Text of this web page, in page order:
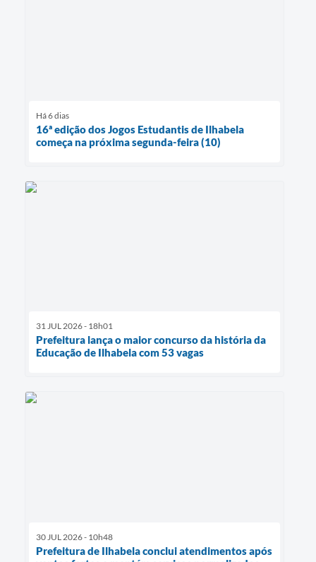
Há 6 dias
16ª edição dos Jogos Estudantis de Ilhabela
começa na próxima segunda-feira (10)
31 JUL 2026 - 18h01
Prefeitura lança o maior concurso da história da
Educação de Ilhabela com 53 vagas
30 JUL 2026 - 10h48
Prefeitura de Ilhabela conclui atendimentos após